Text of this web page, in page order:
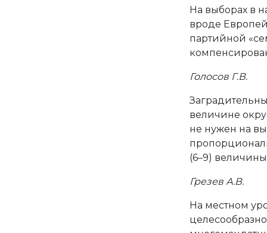
На выборах в
вроде
партийной
Голосов Г.В.
величине
не нужен на
(6–9)
Грезев А.В.
На местном